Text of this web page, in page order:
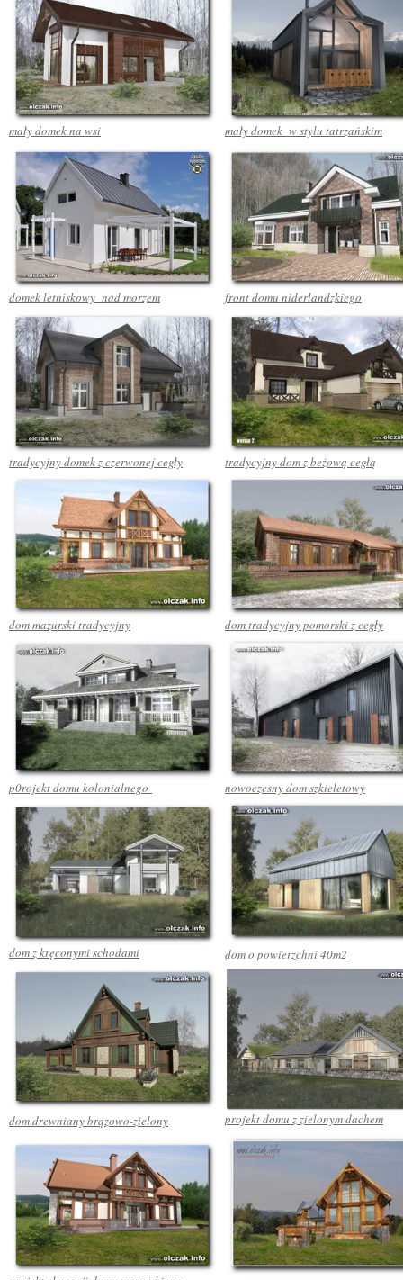
mały domek na wsi mały domek w stylu tatrzańskim
domek letniskowy nad morzem front domu niderlandzkiego
tradycyjny domek z czerwonej cegły tradycyjny dom z beżową cegłą
dom mazurski tradycyjny dom tradycyjny pomorski z cegły
p0rojekt domu kolonialnego nowoczesny dom szkieletowy
dom z kręconymi schodami dom o powierzchni 40m2
dom drewniany brązowo-zielony projekt domu z zielonym dachem